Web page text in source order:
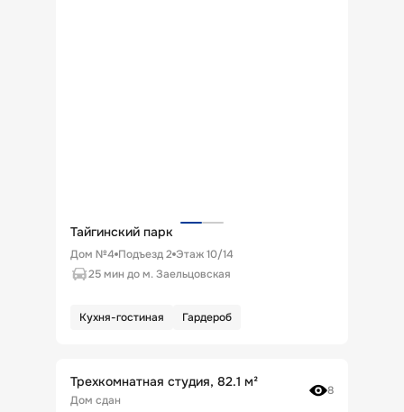
Тайгинский парк
Дом №4 Подъезд2 Этаж10/14
25 мин до м. Заельцовская
Кухня-гостиная Гардероб
Трехкомнатная студия, 82.1 м²
Дом сдан
8